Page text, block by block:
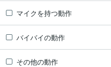
マイクを持つ動作
バイバイの動作
その他の動作